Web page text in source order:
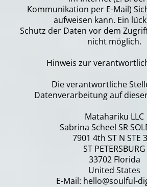
Kommunikation per E-Mail)
aufweisen kann. Ein
Schutz der Daten vor dem
nicht möglich.
Hinweis zur
Die verantwortliche
Datenverarbeitung auf
Matahariku LLC
Sabrina Scheel SR
7901 4th ST N STE
ST PETERSBURG
33702 Florida
United States
E-Mail: hello@soulful-